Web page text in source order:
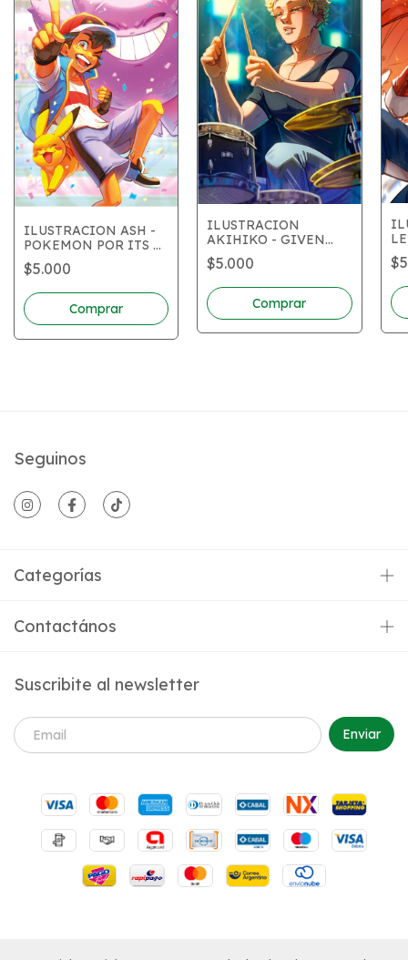
ILUSTRACION ASH -
POKEMON POR ITS A
DRAGON ART
$5.000
Comprar
ILUSTRACION
AKIHIKO - GIVEN
POR ITS A DRAGON
ART
$5.000
Comprar
Seguinos
Categorías
Contactános
Suscribite al newsletter